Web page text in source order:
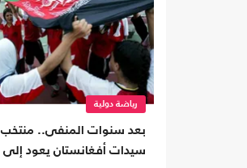
رياضة دولية
بعد سنوات المنفى.. منتخب
سيدات أفغانستان يعود إلى